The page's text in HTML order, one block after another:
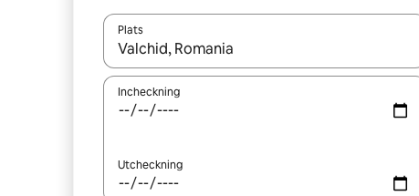
Plats
När resultaten är tillgängliga kan du navigera
Incheckning
Utcheckning